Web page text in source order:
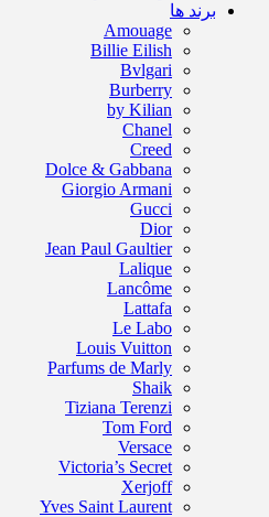
برند ها
Amouage
Billie Eilish
Bvlgari
Burberry
by Kilian
Chanel
Creed
Dolce & Gabbana
Giorgio Armani
Gucci
Dior
Jean Paul Gaultier
Lalique
Lancôme
Lattafa
Le Labo
Louis Vuitton
Parfums de Marly
Shaik
Tiziana Terenzi
Tom Ford
Versace
Victoria’s Secret
Xerjoff
Yves Saint Laurent